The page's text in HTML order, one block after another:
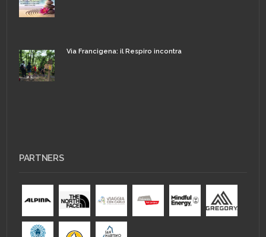
Via Francigena: il Respiro incontra
PARTNERS